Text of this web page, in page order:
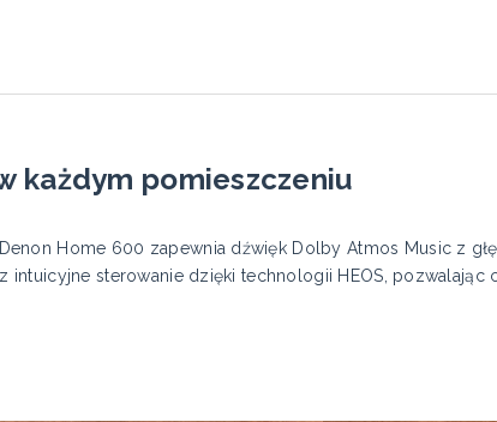
każdym pomieszczeniu
Home 600 zapewnia dźwięk Dolby Atmos Music z
sterowanie dzięki technologii HEOS, pozwalając